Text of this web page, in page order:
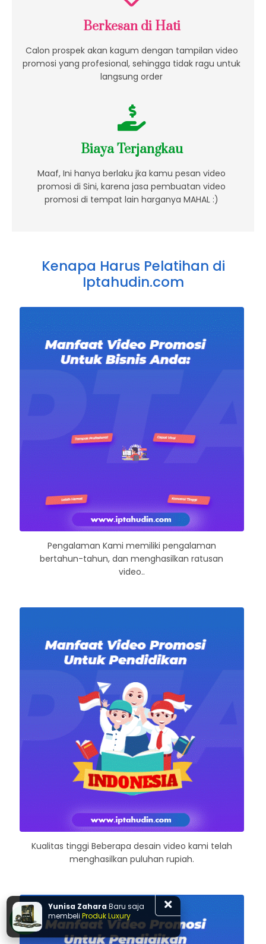
Yunisa ZaharaBaru saja
membeliProduk Luxury
Berkesan di Hati
Calon prospek akan kagum dengan tampilan video
promosi yang profesional, sehingga tidak ragu untuk
langsung order
Biaya Terjangkau
Maaf, Ini hanya berlaku jka kamu pesan video
promosi di Sini, karena jasa pembuatan video
promosi di tempat lain harganya MAHAL :)
Kenapa Harus Pelatihan di
Iptahudin.com
Pengalaman Kami memiliki pengalaman
bertahun-tahun, dan menghasilkan ratusan
video..
Kualitas tinggi Beberapa desain video kami telah
menghasilkan puluhan rupiah.